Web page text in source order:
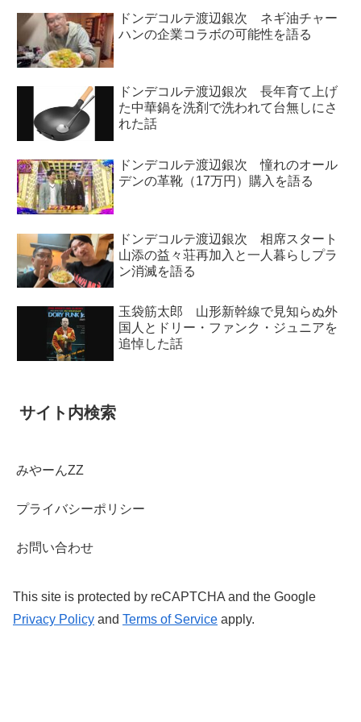
ドンデコルテ渡辺銀次 ネギ油チャー
ハンの企業コラボの可能性を語る
ドンデコルテ渡辺銀次 長年育て上げ
た中華鍋を洗剤で洗われて台無しにさ
れた話
ドンデコルテ渡辺銀次 憧れのオール
デンの革靴（17万円）購入を語る
ドンデコルテ渡辺銀次 相席スタート
山添の益々荘再加入と一人暮らしプラ
ン消滅を語る
玉袋筋太郎 山形新幹線で見知らぬ外
国人とドリー・ファンク・ジュニアを
追悼した話
サイト内検索
みやーんZZ
プライバシーポリシー
お問い合わせ
This site is protected by reCAPTCHA and the Google
Privacy Policy and Terms of Service apply.